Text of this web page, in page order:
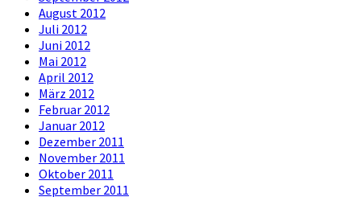
August 2012
Juli 2012
Juni 2012
Mai 2012
April 2012
März 2012
Februar 2012
Januar 2012
Dezember 2011
November 2011
Oktober 2011
September 2011